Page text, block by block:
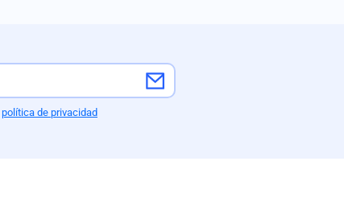
política de privacidad